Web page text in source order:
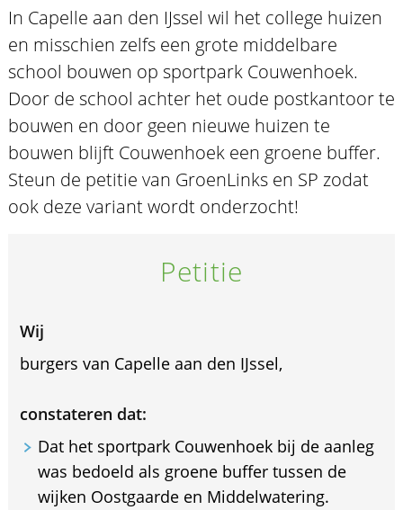
In Capelle aan den IJssel wil het college huizen
en misschien zelfs een grote middelbare
school bouwen op sportpark Couwenhoek.
Door de school achter het oude postkantoor te
bouwen en door geen nieuwe huizen te
bouwen blijft Couwenhoek een groene buffer.
Steun de petitie van GroenLinks en SP zodat
ook deze variant wordt onderzocht!
Petitie
Wij
burgers van Capelle aan den IJssel,
constateren dat:
Dat het sportpark Couwenhoek bij de aanleg
was bedoeld als groene buffer tussen de
wijken Oostgaarde en Middelwatering.